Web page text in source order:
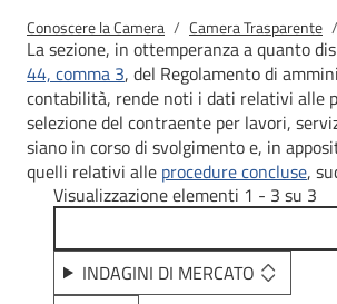
Briciole di pane
Conoscere la Camera Camera Trasparente
La sezione, in ottemperanza a quanto
44, comma 3, del Regolamento di
contabilità, rende noti i dati relativi alle
selezione del contraente per lavori,
siano in corso di svolgimento e, in
quelli relativi alle procedure concluse,
Visualizzazione elementi 1 - 3 su 3
INDAGINI DI MERCATO